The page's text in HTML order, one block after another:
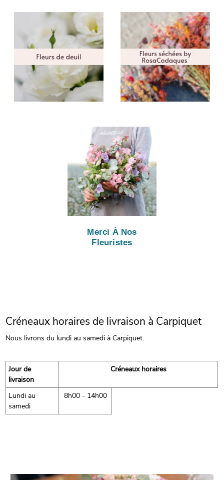
Merci À Nos
Fleuristes
Créneaux horaires de livraison à Carpiquet
Nous livrons du lundi au samedi à Carpiquet.
Jour de
livraison
Créneaux horaires
Lundi au
samedi
8h00 - 14h00